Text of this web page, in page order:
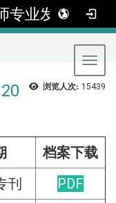
专业发展中心
浏览人次: 15439
档案下载
刊
PDF